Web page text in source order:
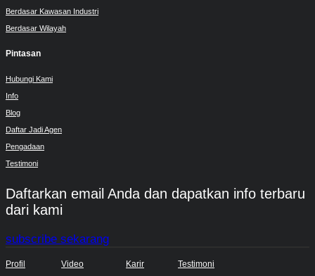
Berdasar Kawasan Industri
Berdasar Wilayah
Pintasan
Hubungi Kami
Info
Blog
Daftar Jadi Agen
Pengadaan
Testimoni
Daftarkan email Anda dan dapatkan info terbaru
dari kami
subscribe sekarang
Profil Video Karir Testimoni